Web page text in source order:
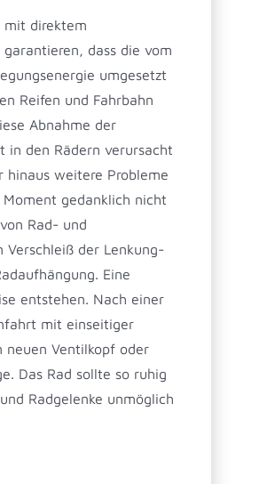
mit direktem
dass die vom
umgesetzt
Reifen und Fahrbahn
Abnahme der
in den Rädern verursacht
hinaus weitere Probleme
gedanklich nicht
Rad- und
Verschleiß der Lenkung-
Eine
entstehen. Nach einer
mit einseitiger
neuen Ventilkopf oder
Das Rad sollte so ruhig
Radgelenke unmöglich